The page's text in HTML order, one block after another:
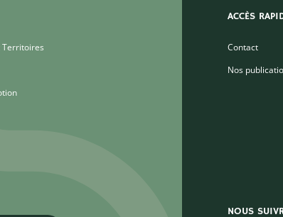
ACCÈS
Contact
Nos
NOUS